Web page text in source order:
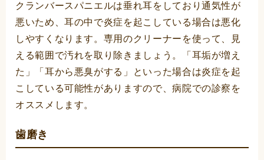
クランバースパニエルは垂れ耳をしており通気性が
悪いため、耳の中で炎症を起こしている場合は悪化
しやすくなります。専用のクリーナーを使って、見
える範囲で汚れを取り除きましょう。「耳垢が増え
た」「耳から悪臭がする」といった場合は炎症を起
こしている可能性がありますので、病院での診察を
オススメします。
歯磨き